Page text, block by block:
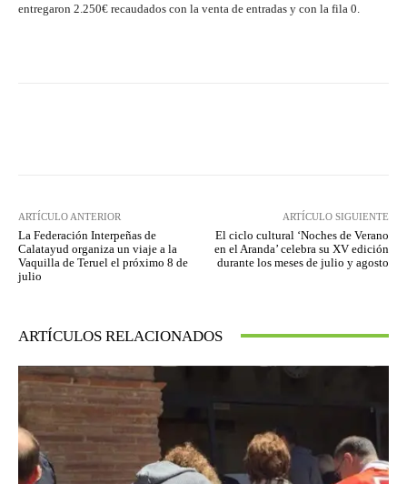
entregaron 2.250€ recaudados con la venta de entradas y con la fila 0.
ARTÍCULO ANTERIOR
La Federación Interpeñas de
Calatayud organiza un viaje a la
Vaquilla de Teruel el próximo 8 de
julio
ARTÍCULO SIGUIENTE
El ciclo cultural ‘Noches de Verano
en el Aranda’ celebra su XV edición
durante los meses de julio y agosto
ARTÍCULOS RELACIONADOS